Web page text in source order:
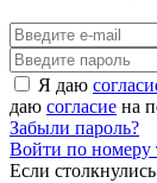
Я даю
даю согласие на
Забыли пароль?
Войти по номеру
Если